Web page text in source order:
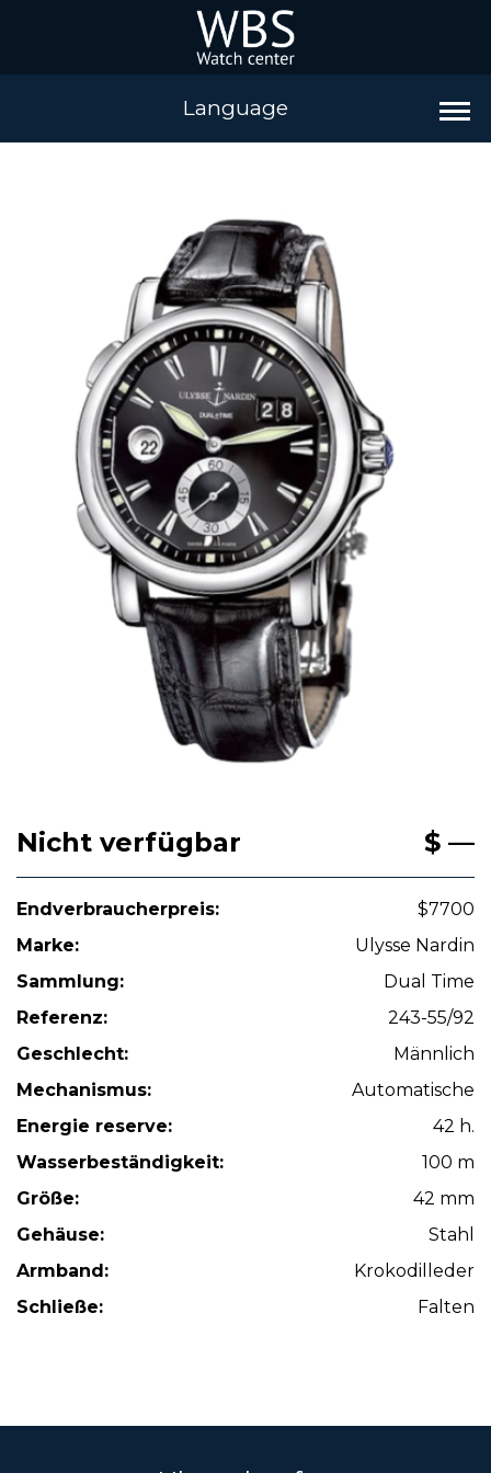
Language
Nicht verfügbar $ —
Endverbraucherpreis:
$7700
Marke:
Ulysse Nardin
Sammlung:
Dual Time
Referenz:
243-55/92
Geschlecht:
Männlich
Mechanismus:
Automatische
Energie reserve:
42 h.
Wasserbeständigkeit:
100 m
Größe:
42 mm
Gehäuse:
Stahl
Armband:
Krokodilleder
Schließe:
Falten